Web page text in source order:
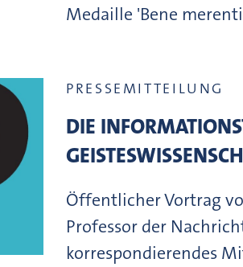
Medaille 'Bene
PRESSEMITTEILUNG
DIE
Öffentlicher Vortrag
Professor der
korrespondierendes